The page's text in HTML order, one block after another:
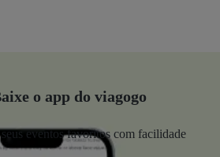
o app do viagogo
eventos favoritos com facilidade